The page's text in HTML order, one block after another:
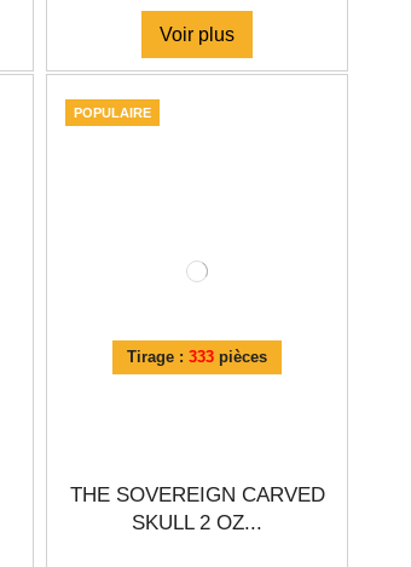
Voir plus
Tirage :333 pièces
POPULAIRE
THE SOVEREIGN CARVED
SKULL 2 OZ...